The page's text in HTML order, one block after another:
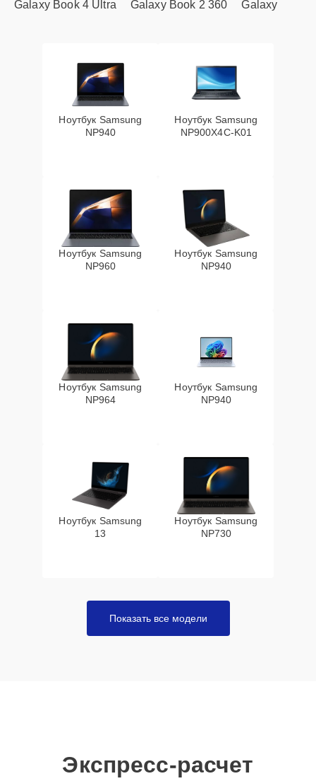
Galaxy Book 4 Ultra Galaxy Book 2 360 Galaxy
Ноутбук Samsung
NP940
Ноутбук Samsung
NP900X4C-K01
Ноутбук Samsung
NP960
Ноутбук Samsung
NP940
Ноутбук Samsung
NP964
Ноутбук Samsung
NP940
Ноутбук Samsung
13
Ноутбук Samsung
NP730
Показать все модели
Экспресс-расчет